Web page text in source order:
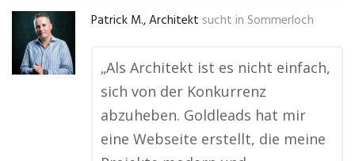
Patrick M., Architekt sucht in Sommerloch
„Als Architekt ist es nicht einfach,
sich von der Konkurrenz
abzuheben. Goldleads hat mir
eine Webseite erstellt, die meine